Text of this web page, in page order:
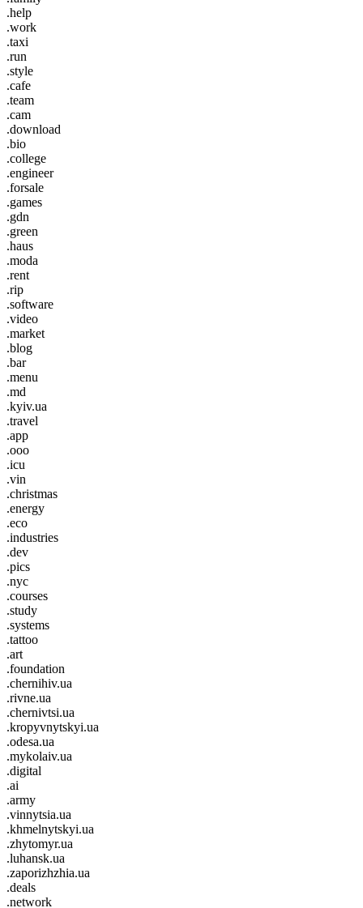
.help
.work
.taxi
.run
.style
.cafe
.team
.cam
.download
.bio
.college
.engineer
.forsale
.games
.gdn
.green
.haus
.moda
.rent
.rip
.software
.video
.market
.blog
.bar
.menu
.md
.kyiv.ua
.travel
.app
.ooo
.icu
.vin
.christmas
.energy
.eco
.industries
.dev
.pics
.nyc
.courses
.study
.systems
.tattoo
.art
.foundation
.chernihiv.ua
.rivne.ua
.chernivtsi.ua
.kropyvnytskyi.ua
.odesa.ua
.mykolaiv.ua
.digital
.ai
.army
.vinnytsia.ua
.khmelnytskyi.ua
.zhytomyr.ua
.luhansk.ua
.zaporizhzhia.ua
.deals
.network